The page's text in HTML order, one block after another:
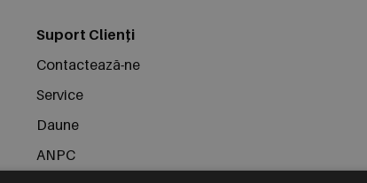
Suport Clienți
Contactează-ne
Service
Daune
ANPC